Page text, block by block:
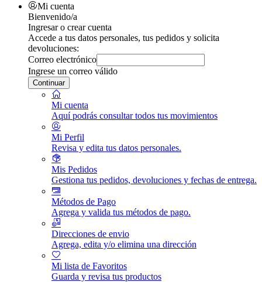
Mi cuenta
Bienvenido/a
Ingresar o crear cuenta
Accede a tus datos personales, tus pedidos y solicita
devoluciones:
Correo electrónico
Ingrese un correo válido
Continuar
Mi cuenta
Aquí podrás consultar todos tus movimientos
Mi Perfil
Revisa y edita tus datos personales.
Mis Pedidos
Gestiona tus pedidos, devoluciones y fechas de entrega.
Métodos de Pago
Agrega y valida tus métodos de pago.
Direcciones de envio
Agrega, edita y/o elimina una dirección
Mi lista de Favoritos
Guarda y revisa tus productos